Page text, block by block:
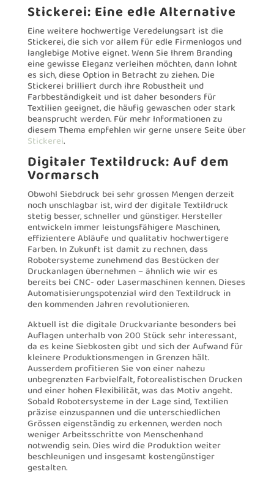
Stickerei: Eine edle Alternative
Eine weitere hochwertige Veredelungsart ist die
Stickerei, die sich vor allem für edle Firmenlogos und
langlebige Motive eignet. Wenn Sie Ihrem Branding
eine gewisse Eleganz verleihen möchten, dann lohnt
es sich, diese Option in Betracht zu ziehen. Die
Stickerei brilliert durch ihre Robustheit und
Farbbeständigkeit und ist daher besonders für
Textilien geeignet, die häufig gewaschen oder stark
beansprucht werden. Für mehr Informationen zu
diesem Thema empfehlen wir gerne unsere Seite über
Stickerei.
Digitaler Textildruck: Auf dem
Vormarsch
Obwohl Siebdruck bei sehr grossen Mengen derzeit
noch unschlagbar ist, wird der digitale Textildruck
stetig besser, schneller und günstiger. Hersteller
entwickeln immer leistungsfähigere Maschinen,
effizientere Abläufe und qualitativ hochwertigere
Farben. In Zukunft ist damit zu rechnen, dass
Robotersysteme zunehmend das Bestücken der
Druckanlagen übernehmen – ähnlich wie wir es
bereits bei CNC- oder Lasermaschinen kennen. Dieses
Automatisierungspotenzial wird den Textildruck in
den kommenden Jahren revolutionieren.
Aktuell ist die digitale Druckvariante besonders bei
Auflagen unterhalb von 200 Stück sehr interessant,
da es keine Siebkosten gibt und sich der Aufwand für
kleinere Produktionsmengen in Grenzen hält.
Ausserdem profitieren Sie von einer nahezu
unbegrenzten Farbvielfalt, fotorealistischen Drucken
und einer hohen Flexibilität, was das Motiv angeht.
Sobald Robotersysteme in der Lage sind, Textilien
präzise einzuspannen und die unterschiedlichen
Grössen eigenständig zu erkennen, werden noch
weniger Arbeitsschritte von Menschenhand
notwendig sein. Dies wird die Produktion weiter
beschleunigen und insgesamt kostengünstiger
gestalten.